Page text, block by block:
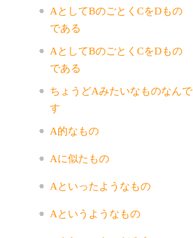
AとしてBのごとくCをDもの
である
AとしてBのごとくCをDもの
である
ちょうどAみたいなものなんで
す
A的なもの
Aに似たもの
Aといったようなもの
Aというようなもの